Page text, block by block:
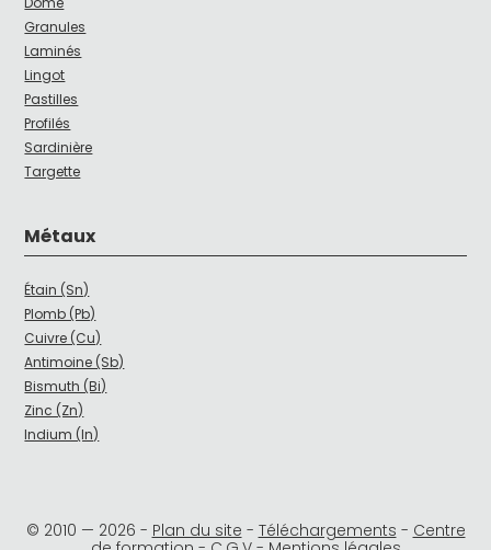
Granules
Laminés
Lingot
Pastilles
Profilés
Sardinière
Targette
Métaux
Étain (Sn)
Plomb (Pb)
Cuivre (Cu)
Antimoine (Sb)
Bismuth (Bi)
Zinc (Zn)
Indium (In)
© 2010 — 2026 - Plan du site - Téléchargements - Centre